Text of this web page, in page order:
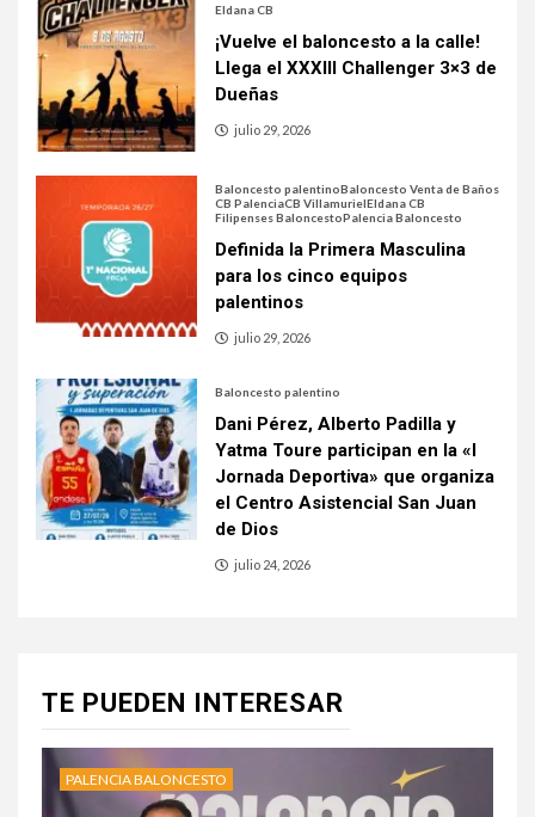
Eldana CB
¡Vuelve el baloncesto a la calle!
Llega el XXXIII Challenger 3×3 de
Dueñas
julio 29, 2026
Baloncesto palentinoBaloncesto Venta de Baños
CB PalenciaCB VillamurielEldana CB
Filipenses BaloncestoPalencia Baloncesto
Definida la Primera Masculina
para los cinco equipos
palentinos
julio 29, 2026
Baloncesto palentino
Dani Pérez, Alberto Padilla y
Yatma Toure participan en la «I
Jornada Deportiva» que organiza
el Centro Asistencial San Juan
de Dios
julio 24, 2026
TE PUEDEN INTERESAR
PALENCIA BALONCESTO